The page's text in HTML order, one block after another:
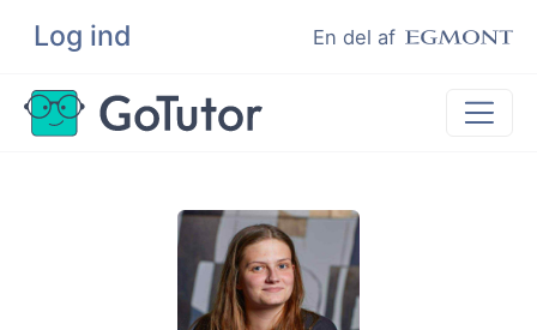
Log ind En del af
Søg
Lektiehjælp
Eksamenshjælp
Hjælp til ordblinde
Kundeudtalelser